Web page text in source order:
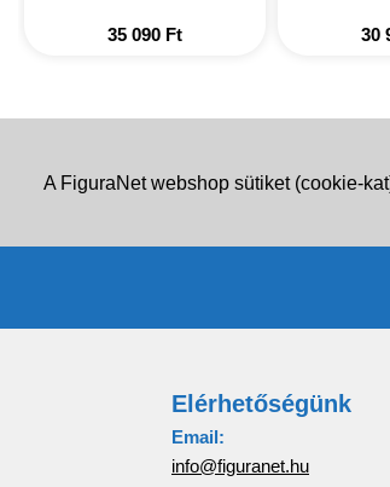
35 090 Ft 30
A FiguraNet webshop sütiket (cookie-
Elérhetőségünk
Email:
info@figuranet.hu